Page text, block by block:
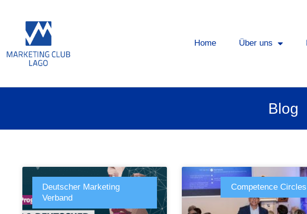
Home Über uns
Blog
Deutscher Marketing
Verband
Competence Circles